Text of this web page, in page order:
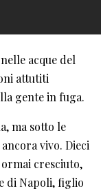
acque del
attutiti
gente in fuga.
ma sotto le
vivo. Dieci
cresciuto,
di Napoli, figlio